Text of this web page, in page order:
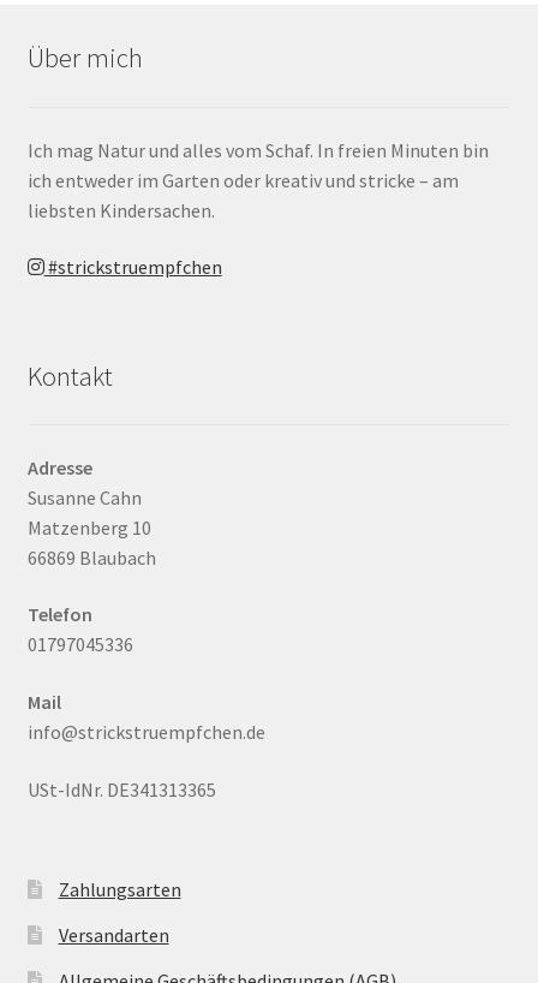
Über mich
Ich mag Natur und alles vom Schaf. In freien Minuten bin
ich entweder im Garten oder kreativ und stricke – am
liebsten Kindersachen.
#strickstruempfchen
Kontakt
Adresse
Susanne Cahn
Matzenberg 10
66869 Blaubach
Telefon
01797045336
Mail
info@strickstruempfchen.de
USt-IdNr. DE341313365
Zahlungsarten
Versandarten